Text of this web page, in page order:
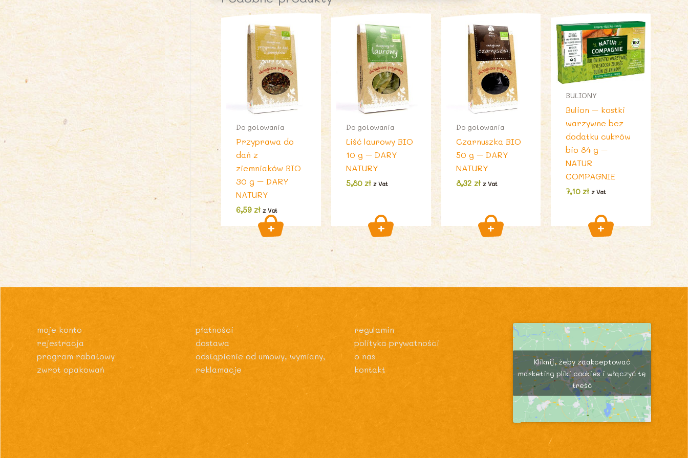
Do gotowania
Przyprawa do
dań z
ziemniaków BIO
30 g – DARY
NATURY
6,59zł z Vat
Do gotowania
Liść laurowy BIO
10 g – DARY
NATURY
5,80 zł z Vat
Do gotowania
Czarnuszka BIO
50 g – DARY
NATURY
8,32 zł z Vat
BULIONY
Bulion – kostki
warzywne bez
dodatku cukrów
bio 84 g –
NATUR
COMPAGNIE
7,10zł z Vat
moje konto
rejestracja
program rabatowy
zwrot opakowań
płatności
dostawa
odstąpienie od umowy, wymiany,
reklamacje
regulamin
polityka prywatności
o nas
kontakt
Kliknij, żeby zaakceptować
marketing pliki cookies i włączyć tę
treść